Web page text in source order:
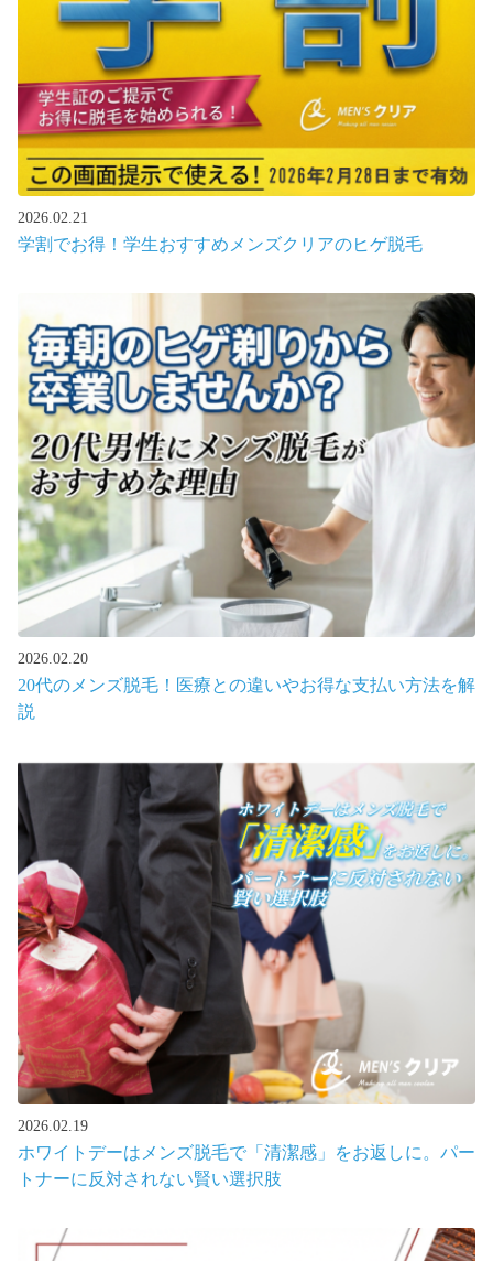
2026.02.21
学割でお得！学生おすすめメンズクリアのヒゲ脱毛
2026.02.20
20代のメンズ脱毛！医療との違いやお得な支払い方法を解
説
2026.02.19
ホワイトデーはメンズ脱毛で「清潔感」をお返しに。パー
トナーに反対されない賢い選択肢